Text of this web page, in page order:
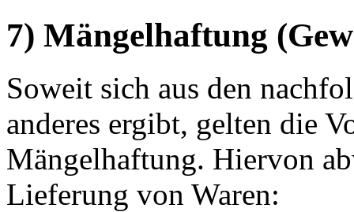
7) Mängelhaftung
Soweit sich aus den
anderes ergibt, gelten die
Mängelhaftung. Hiervon
Lieferung von Waren: